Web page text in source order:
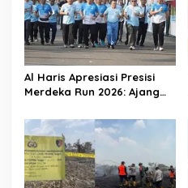
Al Haris Apresiasi Presisi
Merdeka Run 2026: Ajang
UMKM Jambi